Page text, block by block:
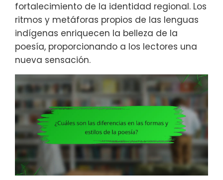
fortalecimiento de la identidad regional. Los
ritmos y metáforas propios de las lenguas
indígenas enriquecen la belleza de la
poesía, proporcionando a los lectores una
nueva sensación.